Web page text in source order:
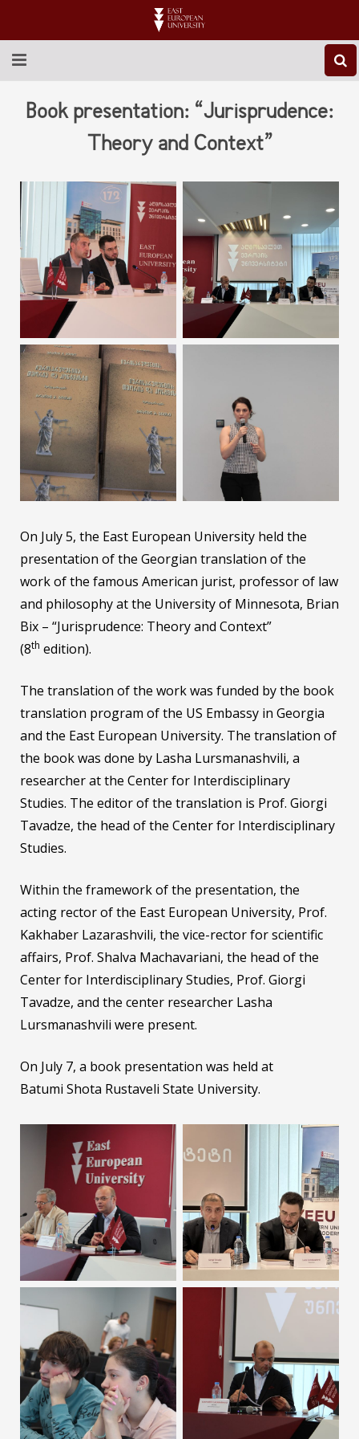
ABOUT EEU
RESEARCH
INTERNATIONAL
LIBRARY
STUDENT LIFE
CONTACT US
Book presentation: “Jurisprudence:
Theory and Context”
On July 5, the East European University held the
presentation of the Georgian translation of the
work of the famous American jurist, professor of law
and philosophy at the University of Minnesota, Brian
Bix – “Jurisprudence: Theory and Context”
(8th edition).
The translation of the work was funded by the book
translation program of the US Embassy in Georgia
and the East European University. The translation of
the book was done by Lasha Lursmanashvili, a
researcher at the Center for Interdisciplinary
Studies. The editor of the translation is Prof. Giorgi
Tavadze, the head of the Center for Interdisciplinary
Studies.
Within the framework of the presentation, the
acting rector of the East European University, Prof.
Kakhaber Lazarashvili, the vice-rector for scientific
affairs, Prof. Shalva Machavariani, the head of the
Center for Interdisciplinary Studies, Prof. Giorgi
Tavadze, and the center researcher Lasha
Lursmanashvili were present.
On July 7, a book presentation was held at
Batumi Shota Rustaveli State University.